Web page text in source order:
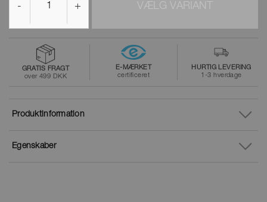
- + VÆLG VARIANT
GRATIS FRAGT
over 499 DKK
E-MÆRKET
certificeret
HURTIG LEVERING
1-3 hverdage
Egenskaber
Produktinformation